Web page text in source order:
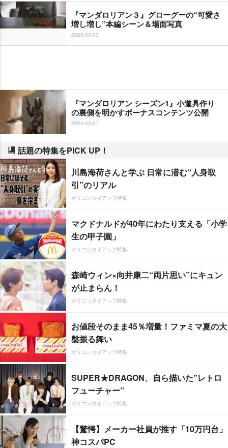
『マンダロリアン３』グローグーの“可愛さ
増し増し”本編シーン＆場面写真
2023-03-03
『マンダロリアン シーズン1』小道具作り
の裏側を明かすボーナスコンテンツ公開
2024-03-27
話題の特集をPICK UP！
川島海荷さんと学ぶ 日常に潜む“人身取
引”のリアル
オリコンタイアップ特集
マクドナルドが40年にわたり支える「小学
生の甲子園」
オリコンタイアップ特集
森崎ウィン×向井康二“両片思い”にキュン
が止まらん！
オリコンタイアップ特集
お値段そのまま45％増量！ファミマ夏の大
盤振る舞い
オリコンタイアップ特集
SUPER★DRAGON、自ら描いた”レトロ
フューチャー”
オリコンタイアップ特集
【驚愕】メーカー社員が推す「10万円台」
神コスパPC